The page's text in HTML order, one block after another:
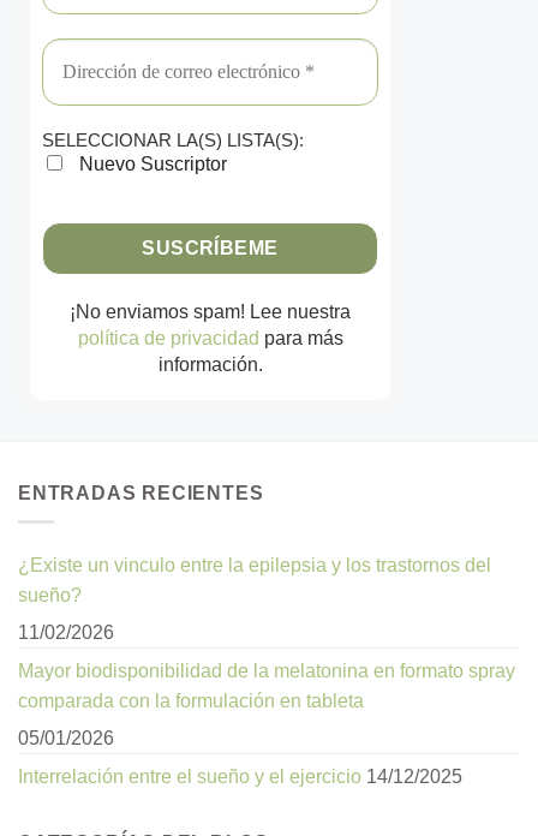
SELECCIONAR LA(S) LISTA(S):
Nuevo Suscriptor
¡No enviamos spam! Lee nuestra
política de privacidad para más
información.
ENTRADAS RECIENTES
¿Existe un vinculo entre la epilepsia y los trastornos del
sueño?
11/02/2026
Mayor biodisponibilidad de la melatonina en formato spray
comparada con la formulación en tableta
05/01/2026
Interrelación entre el sueño y el ejercicio 14/12/2025